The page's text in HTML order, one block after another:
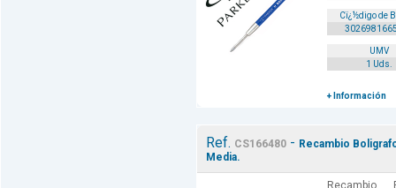
Cï¿½digo de
UMV
1 Uds.
+ Información
Ref. CS166480 - Recambio
Media.